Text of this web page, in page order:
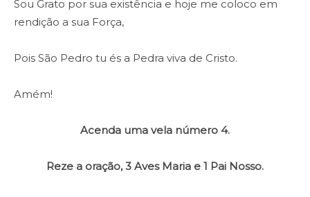
Sou Grato por sua existência e hoje me coloco em
rendição a sua Força,
Pois São Pedro tu és a Pedra viva de Cristo.
Amém!
Acenda uma vela número 4.
Reze a oração, 3 Aves Maria e 1 Pai Nosso.